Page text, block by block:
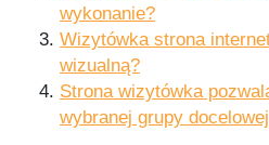
wykonanie?
Wizytówka strona
wizualną?
Strona wizytówka
wybranej grupy docelowej